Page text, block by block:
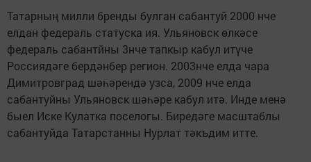
Татарның милли бренды булган сабантуй 2000 нче
елдан федераль статуска ия. Ульяновск өлкәсе
федераль сабантйны 3нче тапкыр кабул итүче
Россиядәге бердәнбер регион. 2003нче елда чара
Димитровград шәһәрендә узса, 2009 нче елда
сабантуйны Ульяновск шәһәре кабул итә. Инде менә
быел Иске Кулатка поселогы. Биредәге масштаблы
сабантуйда Татарстанны Нурлат тәкъдим итте.